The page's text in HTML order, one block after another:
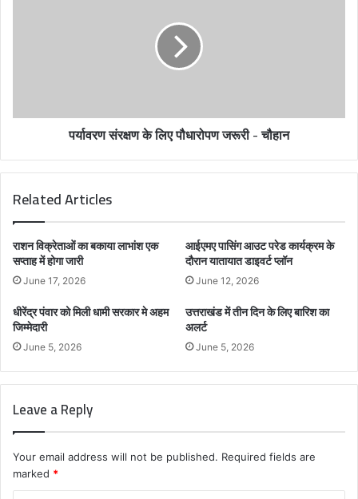
पर्यावरण संरक्षण के लिए पौधारोपण जरूरी - चौहान
Related Articles
राशन विक्रेताओं का बकाया लाभांश एक
सप्ताह में होगा जारी
June 17, 2026
आईएमए पासिंग आउट परेड कार्यक्रम के
दौरान यातायात डाइवर्ट प्लॉन
June 12, 2026
धीरेंद्र पंवार को मिली धामी सरकार मे अहम
जिम्मेदारी
June 5, 2026
उत्तराखंड में तीन दिन के लिए बारिश का
अलर्ट
June 5, 2026
Leave a Reply
Your email address will not be published. Required fields are
marked *